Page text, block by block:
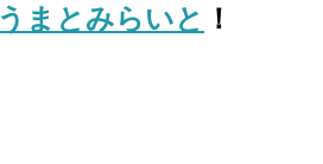
うまとみらいと ！